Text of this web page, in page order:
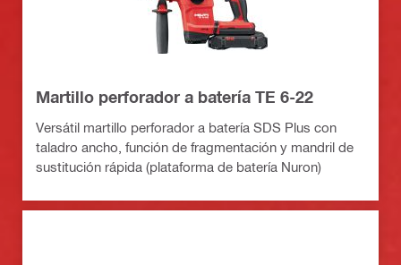
Martillo perforador a batería TE 6-22
Versátil martillo perforador a batería SDS Plus con
taladro ancho, función de fragmentación y mandril de
sustitución rápida (plataforma de batería Nuron)